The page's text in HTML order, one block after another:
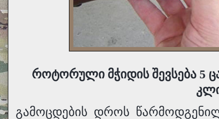
როტორული მჭიდის შევსება 5
გამოცდების დროს